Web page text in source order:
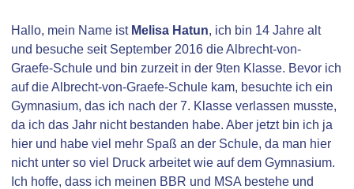
Hallo, mein Name ist Melisa Hatun, ich bin 14 Jahre alt
und besuche seit September 2016 die Albrecht-von-
Graefe-Schule und bin zurzeit in der 9ten Klasse. Bevor ich
auf die Albrecht-von-Graefe-Schule kam, besuchte ich ein
Gymnasium, das ich nach der 7. Klasse verlassen musste,
da ich das Jahr nicht bestanden habe. Aber jetzt bin ich ja
hier und habe viel mehr Spaß an der Schule, da man hier
nicht unter so viel Druck arbeitet wie auf dem Gymnasium.
Ich hoffe, dass ich meinen BBR und MSA bestehe und